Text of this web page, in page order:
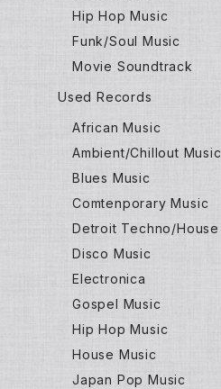
Hip Hop Music
Funk/Soul Music
Movie Soundtrack
Used Records
African Music
Ambient/Chillout Music
Blues Music
Comtenporary Music
Detroit Techno/House
Disco Music
Electronica
Gospel Music
Hip Hop Music
House Music
Japan Pop Music